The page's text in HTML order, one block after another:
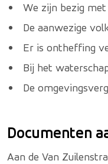
We zijn bezig
De aanwezige
Er is ontheffing
Bij het
De
Documenten
Aan de Van